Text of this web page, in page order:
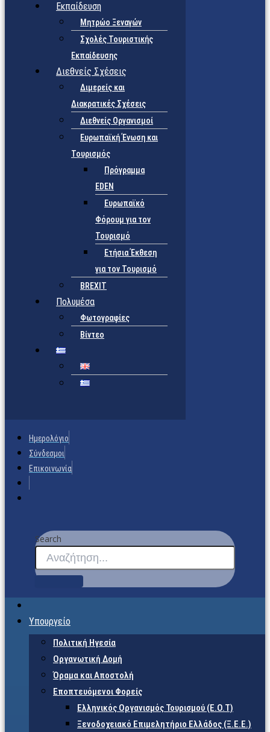
Εκπαίδευση
Μητρώο Ξεναγών
Σχολές Τουριστικής
Εκπαίδευσης
Διεθνείς Σχέσεις
Διμερείς και
Διακρατικές Σχέσεις
Διεθνείς Οργανισμοί
Ευρωπαϊκή Ένωση και
Τουρισμός
Πρόγραμμα
EDEN
Ευρωπαϊκό
Φόρουμ για τον
Τουρισμό
Ετήσια Έκθεση
για τον Τουρισμό
BREXIT
Πολυμέσα
Φωτογραφίες
Βίντεο
Ημερολόγιο
Σύνδεσμοι
Επικοινωνία
Search
Υπουργείο
Πολιτική Ηγεσία
Οργανωτική Δομή
Όραμα και Αποστολή
Εποπτευόμενοι Φορείς
Eλληνικός Οργανισμός Τουρισμού (Ε.Ο.Τ)
Ξενοδοχειακό Επιμελητήριο Ελλάδος (Ξ.Ε.Ε.)